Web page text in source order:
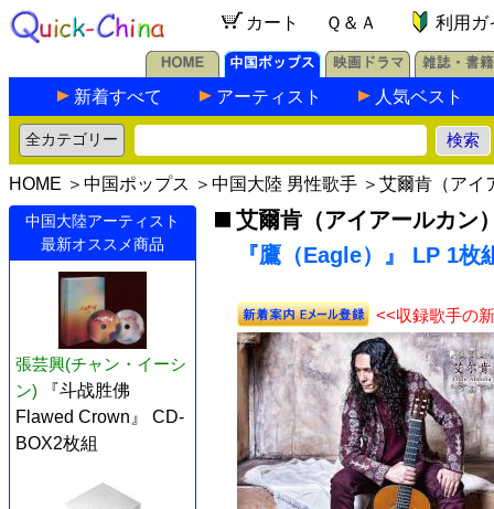
カート Ｑ＆Ａ 利用ガ
新着すべて アーティスト 人気ベスト
HOME ＞ 中国ポップス ＞ 中国大陸 男性歌手 ＞ 艾爾肯（アイ
中国大陸アーティスト
最新オススメ商品
張芸興(チャン・イーシ
ン)
『斗战胜佛
Flawed Crown』 CD-
BOX2枚組
艾爾肯（アイアールカン
『鷹（Eagle）』 LP 1枚
<<収録歌手の